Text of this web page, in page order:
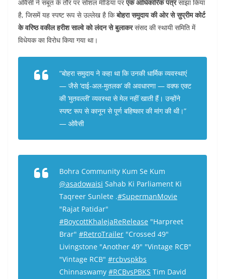
ओवैसी ने सबूत के तौर पर सोशल मीडिया परएक आधिकारिक पत्रसाझा किया
है, जिसमें यह स्पष्ट रूप से उल्लेख है किबोहरा समुदाय की ओर से सुप्रीम कोर्ट
के वरिष्ठ वकील हरीश साल्वे को लंदन से बुलाकरसंसद की स्थायी समिति में
विधेयक का विरोध किया गया था।
“बोहरा समुदाय ने कहा था कि उनकी धार्मिक व्यवस्थाएं
— जैसे ‘दाई-अल-मुतलक’ की अवधारणा — वक्फ एक्ट
की ‘मुतवल्ली’ व्यवस्था से मेल नहीं खाती हैं। उन्होंने
स्पष्ट रूप से कानून सेपूर्ण बहिष्कारकी मांग की थी।”
— ओवैसी
Bohra Community Kum Se Kum
@asadowaisi Sahab Ki Parliament Ki
Taqreer Sunlete .#SupermanMovie
"Rajat Patidar"
#BoycottKhalejaReRelease "Harpreet
Brar" #RetroTrailer "Crossed 49"
Livingstone "Another 49" "Vintage RCB"
"Vintage RCB" #rcbvspkbs
Chinnaswamy #RCBvsPBKS Tim David